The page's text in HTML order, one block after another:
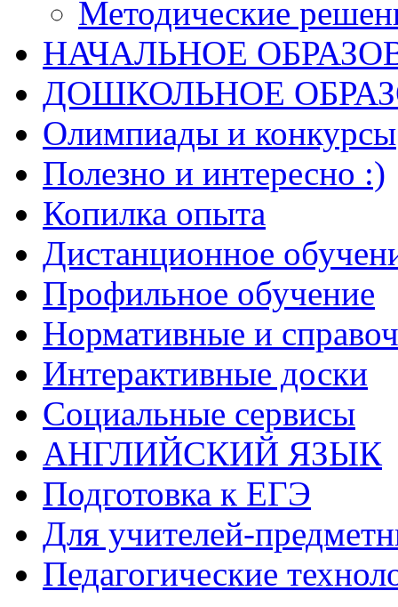
Методические
НАЧАЛЬНОЕ
ДОШКОЛЬНОЕ
Олимпиады и конкурсы
Полезно и интересно :)
Копилка опыта
Дистанционное
Профильное обучение
Нормативные и
Интерактивные доски
Социальные сервисы
АНГЛИЙСКИЙ ЯЗЫК
Подготовка к ЕГЭ
Для учителей-
Педагогические